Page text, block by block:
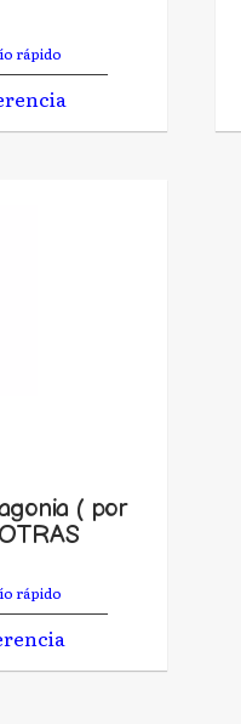
rápido
( por
rápido